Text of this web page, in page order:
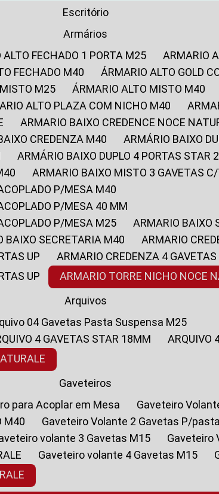
Escritório
Armários
ALTO FECHADO 1 PORTA M25
ARMARIO
FECHADO M40
ÁRMARIO ALTO GOLD
MISTO M25
ÁRMARIO ALTO MISTO M40
ALTO PLAZA COM NICHO M40
ARMARIO BAIXO CREDENCE NOCE
CREDENZA M40
ARMÁRIO BAIXO
ARMÁRIO BAIXO DUPLO 4 PORTAS STAR
ARMARIO BAIXO MISTO 3 GAVETAS
P/MESA M40
P/MESA 40 MM
P/MESA M25
ARMARIO
BAIXO SECRETARIA M40
ARMARIO
UP
ARMARIO CREDENZA 4
UP
ARMARIO TORRE NICHO NOCE
Arquivos
04 Gavetas Pasta Suspensa M25
4 GAVETAS STAR 18MM
Gaveteiros
para Acoplar em Mesa
Gaveteiro
M40
Gaveteiro Volante 2 Gavetas P/
volante 3 Gavetas M15
Gaveteiro volante 4 Gavetas M15